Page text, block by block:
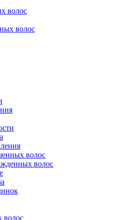
волос
волос
волос
волос
волос